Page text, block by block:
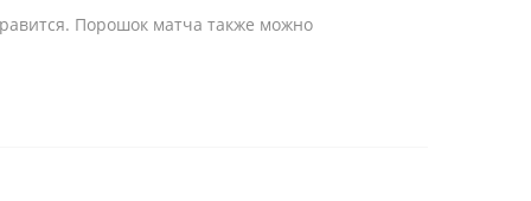
Порошок матча также можно